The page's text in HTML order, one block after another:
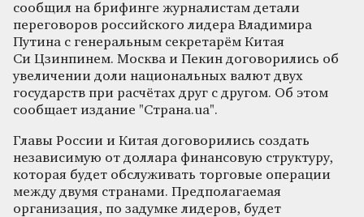
сообщил на брифинге журналистам детали
переговоров российского лидера Владимира
Путина с генеральным секретарём Китая
Си Цзинпинем. Москва и Пекин договорились об
увеличении доли национальных валют двух
государств при расчётах друг с другом. Об этом
сообщает издание "Страна.ua".
Главы России и Китая договорились создать
независимую от доллара финансовую структуру,
которая будет обслуживать торговые операции
между двумя странами. Предполагаемая
организация, по задумке лидеров, будет